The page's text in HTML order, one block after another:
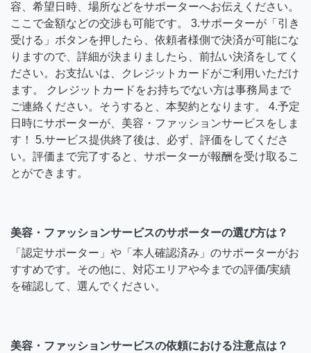
容、希望日時、場所などをサポーターへお伝えください。
ここで金額などの交渉も可能です。 3.サポーターが「引き
受ける」ボタンを押したら、依頼者様側で決済が可能にな
りますので、詳細が決まりましたら、前払い決済をしてく
ださい。お支払いは、クレジットカードがご利用いただけ
ます。 クレジットカードをお持ちでない方は事務局まで
ご連絡ください。そうすると、本契約となります。 4.予定
日時にサポーターが、美容・ファッションサービスをしま
す！ 5.サービス提供終了後は、必ず、評価をしてくださ
い。評価まで完了すると、サポーターが報酬を受け取るこ
とができます。
美容・ファッションサービスのサポーターの選び方は？
「認定サポーター」や「本人確認済み」のサポーターがお
すすめです。その他に、対応エリアや今までの評価/実績
を確認して、選んでください。
美容・ファッションサービスの依頼における注意点は？